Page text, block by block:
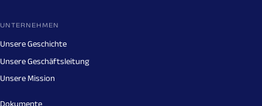
UNTERNEHMEN
Unsere Geschichte
Unsere Geschäftsleitung
Unsere Mission
Dokumente